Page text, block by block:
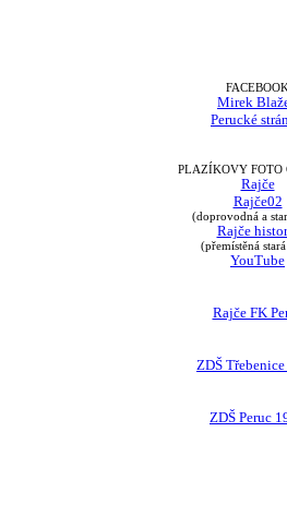
Mirek
Perucké
PLAZÍKOVY FOTO
Rajče
Rajče02
(doprovodná a
Rajče
(přemístěná
YouTube
Rajče FK
ZDŠ
ZDŠ Peruc